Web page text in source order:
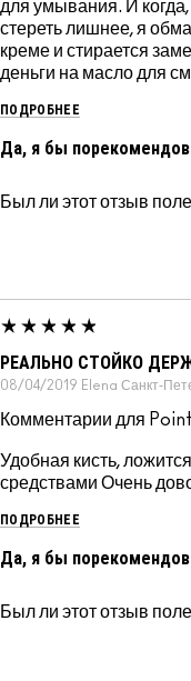
для умывания. И
стереть лишнее, я
креме и стирается
деньги на масло для
ПОДРОБНЕЕ
Да, я бы
Был ли этот отзыв
РЕАЛЬНО СТОЙКО
08/04/2019 Elena Санкт-
Комментарии для
Удобная кисть,
средствами Очень
ПОДРОБНЕЕ
Да, я бы
Был ли этот отзыв